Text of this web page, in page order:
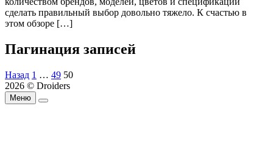
сделать правильный выбор довольно тяжело. К счастью в
этом обзоре […]
Пагинация записей
Назад 1 … 49 50
2026 © Droiders
Меню